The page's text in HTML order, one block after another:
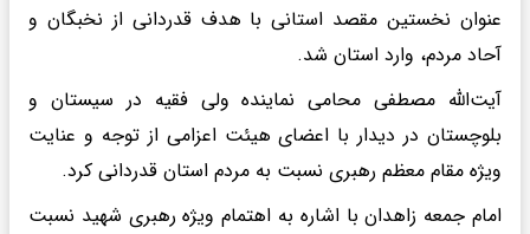
عنوان نخستین مقصد استانی با هدف قدردانی از نخبگان و
آحاد مردم، وارد استان شد.
آیت‌الله مصطفی محامی نماینده ولی فقیه در سیستان و
بلوچستان در دیدار با اعضای هیئت اعزامی از توجه و عنایت
ویژه مقام معظم رهبری نسبت به مردم استان قدردانی کرد.
️امام جمعه زاهدان با اشاره به اهتمام ویژه رهبری شهید نسبت